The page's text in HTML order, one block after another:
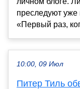
преследуют уже
«Первый раз,
10:00, 09 Июл
Питер Тиль